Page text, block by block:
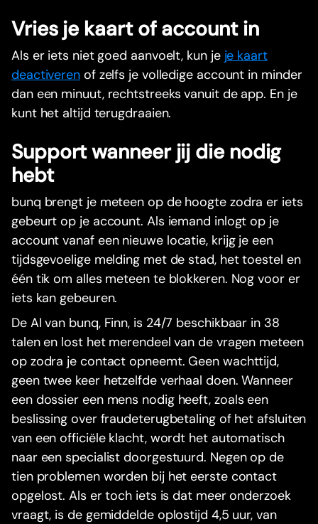
Vries je kaart of account in
Als er iets niet goed aanvoelt, kun je je kaart
deactiveren of zelfs je volledige account in minder
dan een minuut, rechtstreeks vanuit de app. En je
kunt het altijd terugdraaien.
Support wanneer jij die nodig
hebt
bunq brengt je meteen op de hoogte zodra er iets
gebeurt op je account. Als iemand inlogt op je
account vanaf een nieuwe locatie, krijg je een
tijdsgevoelige melding met de stad, het toestel en
één tik om alles meteen te blokkeren. Nog voor er
iets kan gebeuren.
De AI van bunq, Finn, is 24/7 beschikbaar in 38
talen en lost het merendeel van de vragen meteen
op zodra je contact opneemt. Geen wachttijd,
geen twee keer hetzelfde verhaal doen. Wanneer
een dossier een mens nodig heeft, zoals een
beslissing over fraudeterugbetaling of het afsluiten
van een officiële klacht, wordt het automatisch
naar een specialist doorgestuurd. Negen op de
tien problemen worden bij het eerste contact
opgelost. Als er toch iets is dat meer onderzoek
vraagt, is de gemiddelde oplostijd 4,5 uur, van